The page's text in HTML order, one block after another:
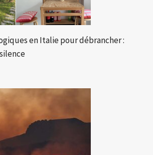
en Italie pour débrancher :